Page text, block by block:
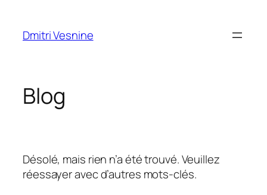
contenu
Dmitri Vesnine
Blog
Désolé, mais rien n’a été trouvé. Veuillez
réessayer avec d’autres mots-clés.